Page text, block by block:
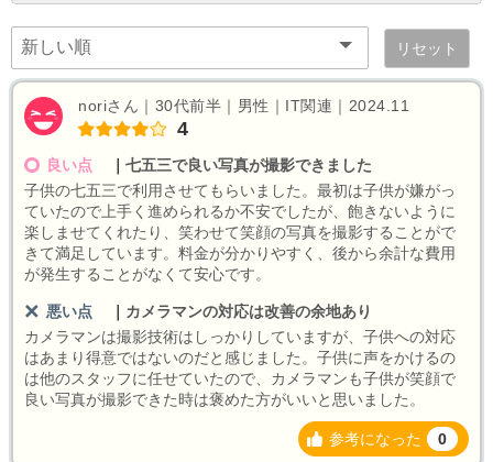
リセット
noriさん｜30代前半｜男性｜IT関連｜2024.11
4
良い点
七五三で良い写真が撮影できました
子供の七五三で利用させてもらいました。最初は子供が嫌がっ
ていたので上手く進められるか不安でしたが、飽きないように
楽しませてくれたり、笑わせて笑顔の写真を撮影することがで
きて満足しています。料金が分かりやすく、後から余計な費用
が発生することがなくて安心です。
悪い点
カメラマンの対応は改善の余地あり
カメラマンは撮影技術はしっかりしていますが、子供への対応
はあまり得意ではないのだと感じました。子供に声をかけるの
は他のスタッフに任せていたので、カメラマンも子供が笑顔で
良い写真が撮影できた時は褒めた方がいいと思いました。
参考になった 0